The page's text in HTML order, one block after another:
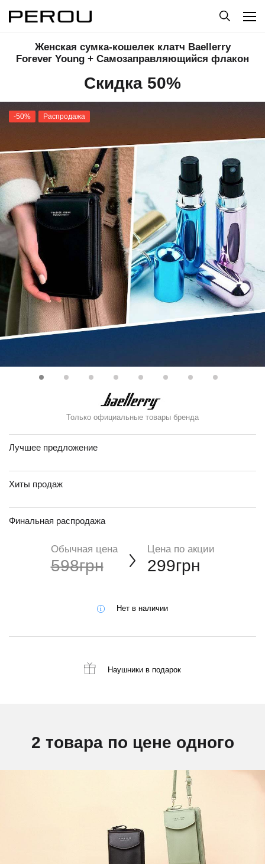
Женская сумка-кошелек клатч Baellerry
Forever Young + Самозаправляющийся флакон
Скидка 50%
-50% Распродажа
Только официальные товары бренда
Лучшее предложение
Хиты продаж
Финальная распродажа
Обычная цена
598грн
Цена по акции
299грн
Нет в наличии
Наушники в подарок
2 товара по цене одного